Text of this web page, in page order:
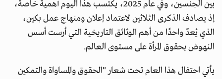
بين الجنسين، وفي عام 2025، يكتسب هذا اليوم أهمية خاصة،
إذ يصادف الذكرى الثلاثين لاعتماد إعلان ومنهاج عمل بكين،
الذي يُعدّ واحدًا من أهم الوثائق التاريخية التي أرست أسس
النهوض بحقوق المرأة على مستوى العالم.
يأتي احتفال هذا العام تحت شعار "الحقوق والمساواة والتمكين